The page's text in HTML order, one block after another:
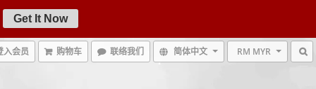
入会员 购物车 联络我们 简体中文 RM MYR
Get It Now